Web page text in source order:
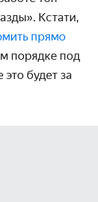
Кстати,
прямо
порядке под
будет за